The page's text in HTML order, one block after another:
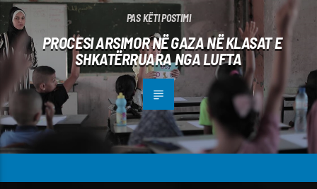
PAS KËTI POSTIMI
PROCESI ARSIMOR NË GAZA NË KLASAT E
SHKATËRRUARA NGA LUFTA